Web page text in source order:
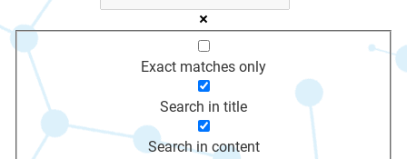
Exact matches only
Search in title
Search in content